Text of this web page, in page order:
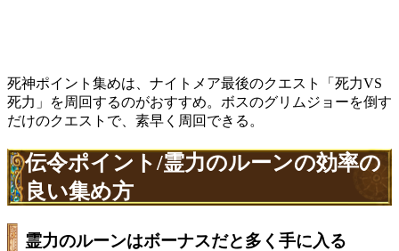
死神ポイント集めは、ナイトメア最後のクエスト「死力VS
死力」を周回するのがおすすめ。ボスのグリムジョーを倒す
だけのクエストで、素早く周回できる。
伝令ポイント/霊力のルーンの効率の
良い集め方
霊力のルーンはボーナスだと多く手に入る